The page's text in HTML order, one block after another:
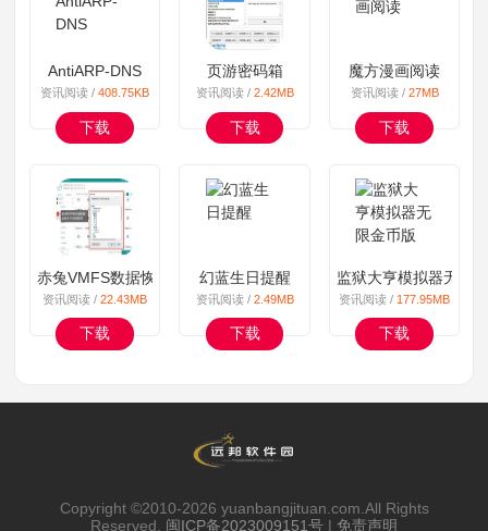
AntiARP-DNS
资讯阅读 / 408.75KB
下载
页游密码箱
资讯阅读 / 2.42MB
下载
魔方漫画阅读
资讯阅读 / 27MB
下载
赤兔VMFS数据恢复软件
资讯阅读 / 22.43MB
下载
幻蓝生日提醒
资讯阅读 / 2.49MB
下载
监狱大亨模拟器无限
资讯阅读 / 177.95MB
下载
Copyright ©2010-2026 yuanbangjituan.com.All Rights
Reserved. 闽ICP备2023009151号 | 免责声明